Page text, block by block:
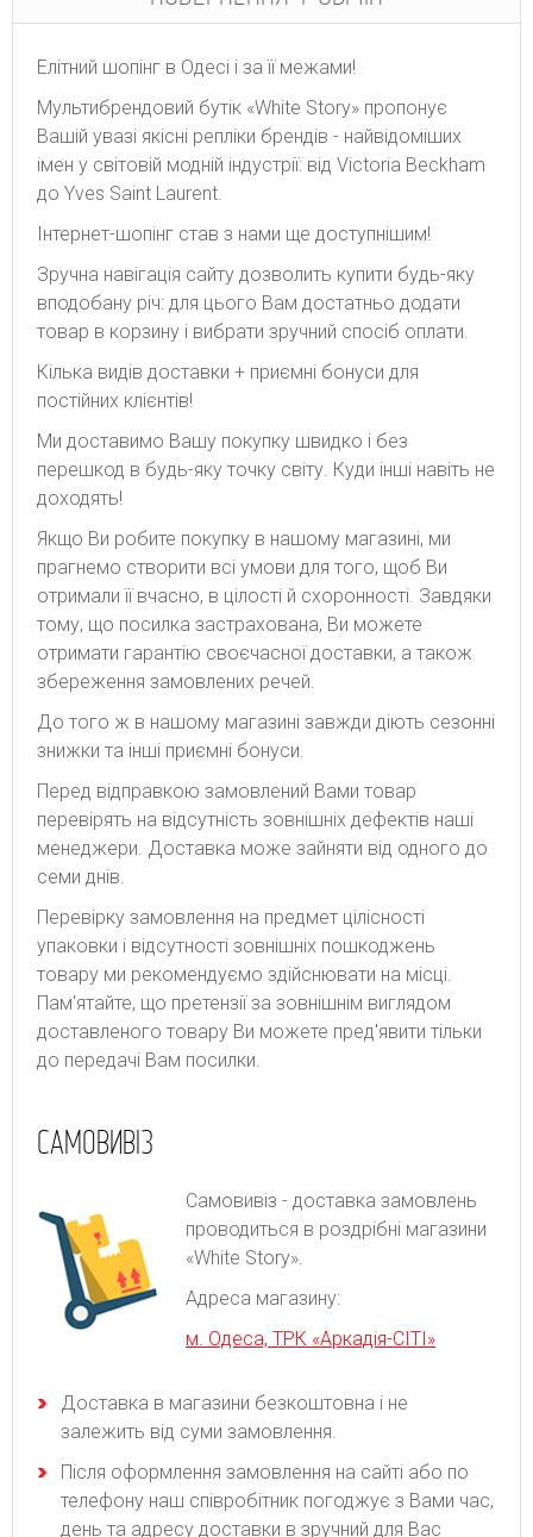
Елітний шопінг в Одесі і за її межами!
Мультибрендовий бутік «White Story» пропонує
Вашій увазі якісні репліки брендів - найвідоміших
імен у світовій модній індустрії: від Victoria Beckham
до Yves Saint Laurent.
Інтернет-шопінг став з нами ще доступнішим!
Зручна навігація сайту дозволить купити будь-яку
вподобану річ: для цього Вам достатньо додати
товар в корзину і вибрати зручний спосіб оплати.
Кілька видів доставки + приємні бонуси для
постійних клієнтів!
Ми доставимо Вашу покупку швидко і без
перешкод в будь-яку точку світу. Куди інші навіть не
доходять!
Якщо Ви робите покупку в нашому магазині, ми
прагнемо створити всі умови для того, щоб Ви
отримали її вчасно, в цілості й схоронності. Завдяки
тому, що посилка застрахована, Ви можете
отримати гарантію своєчасної доставки, а також
збереження замовлених речей.
До того ж в нашому магазині завжди діють сезонні
знижки та інші приємні бонуси.
Перед відправкою замовлений Вами товар
перевірять на відсутність зовнішніх дефектів наші
менеджери. Доставка може зайняти від одного до
семи днів.
Перевірку замовлення на предмет цілісності
упаковки і відсутності зовнішніх пошкоджень
товару ми рекомендуємо здійснювати на місці.
Пам'ятайте, що претензії за зовнішнім виглядом
доставленого товару Ви можете пред'явити тільки
до передачі Вам посилки.
САМОВИВІЗ
Самовивіз - доставка замовлень
проводиться в роздрібні магазини
«White Story».
Адреса магазину:
м. Одеса, ТРК «Аркадія-СІТІ»
Доставка в магазини безкоштовна і не
залежить від суми замовлення.
Після оформлення замовлення на сайті або по
телефону наш співробітник погоджує з Вами час,
день та адресу доставки в зручний для Вас